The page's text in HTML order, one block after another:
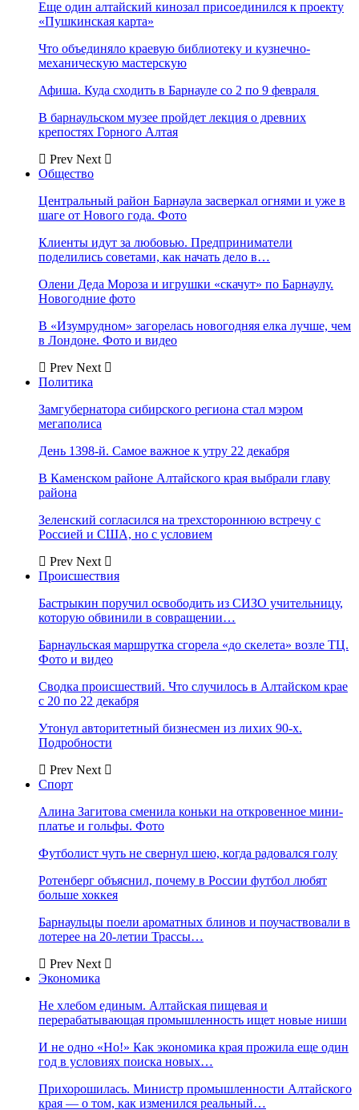
Еще один алтайский кинозал присоединился к проекту
«Пушкинская карта»
Что объединяло краевую библиотеку и кузнечно-
механическую мастерскую
Афиша. Куда сходить в Барнауле со 2 по 9 февраля
В барнаульском музее пройдет лекция о древних
крепостях Горного Алтая
Prev Next
Общество
Центральный район Барнаула засверкал огнями и уже в
шаге от Нового года. Фото
Клиенты идут за любовью. Предприниматели
поделились советами, как начать дело в…
Олени Деда Мороза и игрушки «скачут» по Барнаулу.
Новогодние фото
В «Изумрудном» загорелась новогодняя елка лучше, чем
в Лондоне. Фото и видео
Prev Next
Политика
Замгубернатора сибирского региона стал мэром
мегаполиса
День 1398-й. Самое важное к утру 22 декабря
В Каменском районе Алтайского края выбрали главу
района
Зеленский согласился на трехстороннюю встречу с
Россией и США, но с условием
Prev Next
Происшествия
Бастрыкин поручил освободить из СИЗО учительницу,
которую обвинили в совращении…
Барнаульская маршрутка сгорела «до скелета» возле ТЦ.
Фото и видео
Сводка происшествий. Что случилось в Алтайском крае
с 20 по 22 декабря
Утонул авторитетный бизнесмен из лихих 90-х.
Подробности
Prev Next
Спорт
Алина Загитова сменила коньки на откровенное мини-
платье и гольфы. Фото
Футболист чуть не свернул шею, когда радовался голу
Ротенберг объяснил, почему в России футбол любят
больше хоккея
Барнаульцы поели ароматных блинов и поучаствовали в
лотерее на 20-летии Трассы…
Prev Next
Экономика
Не хлебом единым. Алтайская пищевая и
перерабатывающая промышленность ищет новые ниши
И не одно «Но!» Как экономика края прожила еще один
год в условиях поиска новых…
Прихорошилась. Министр промышленности Алтайского
края — о том, как изменился реальный…